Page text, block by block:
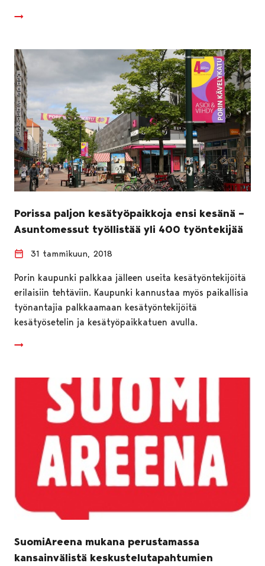
Porissa paljon kesätyöpaikkoja ensi kesänä –
Asuntomessut työllistää yli 400 työntekijää
31 tammikuun, 2018
Porin kaupunki palkkaa jälleen useita kesätyöntekijöitä
erilaisiin tehtäviin. Kaupunki kannustaa myös paikallisia
työnantajia palkkaamaan kesätyöntekijöitä
kesätyösetelin ja kesätyöpaikkatuen avulla.
SuomiAreena mukana perustamassa
kansainvälistä keskustelutapahtumien